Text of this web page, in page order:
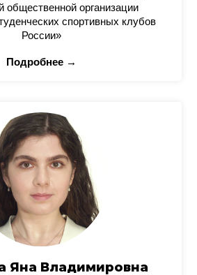
общественной организации
спортивных клубов
России»
Подробнее →
Яна Владимировна